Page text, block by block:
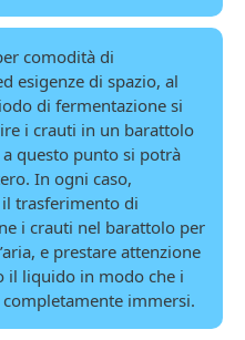
comodità di
esigenze di spazio, al
di fermentazione si
i crauti in un barattolo
questo punto si potrà
In ogni caso,
trasferimento di
i crauti nel barattolo per
e prestare attenzione
il liquido in modo che i
immersi.